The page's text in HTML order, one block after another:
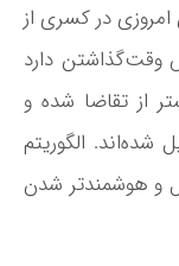
امروزی در کسری از
وقت‌گذاشتن دارد
از تقاضا شده و
شده‌اند. الگوریتم
و هوشمندتر شدن